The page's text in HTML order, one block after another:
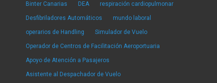
Binter Canarias DEA respiración cardiopulmonar
Desfibriladores Automáticos mundo laboral
operarios de Handling Simulador de Vuelo
Operador de Centros de Facilitación Aeroportuaria
Apoyo de Atención a Pasajeros
Asistente al Despachador de Vuelo